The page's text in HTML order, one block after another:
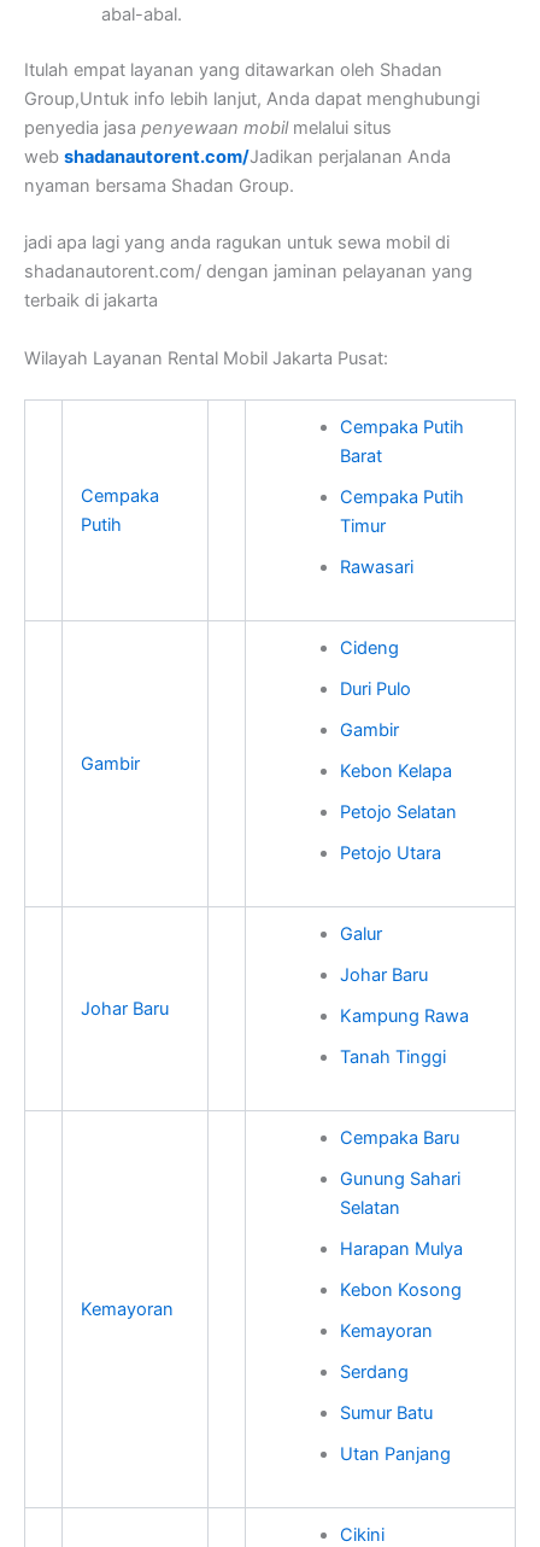
abal-abal.
Itulah empat layanan yang ditawarkan oleh Shadan
Group,Untuk info lebih lanjut, Anda dapat menghubungi
penyedia jasa penyewaan mobilmelalui situs
web shadanautorent.com/Jadikan perjalanan Anda
nyaman bersama Shadan Group.
jadi apa lagi yang anda ragukan untuk sewa mobil di
shadanautorent.com/ dengan jaminan pelayanan yang
terbaik di jakarta
Wilayah Layanan Rental Mobil Jakarta Pusat:
Cempaka
Putih
Cempaka Putih
Barat
Cempaka Putih
Timur
Rawasari
Gambir
Cideng
Duri Pulo
Gambir
Kebon Kelapa
Petojo Selatan
Petojo Utara
Johar Baru
Galur
Johar Baru
Kampung Rawa
Tanah Tinggi
Kemayoran
Cempaka Baru
Gunung Sahari
Selatan
Harapan Mulya
Kebon Kosong
Kemayoran
Serdang
Sumur Batu
Utan Panjang
Cikini